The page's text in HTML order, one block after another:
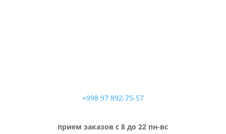
+998 97 892-75-57
прием заказов с 8 до 22 пн-вс